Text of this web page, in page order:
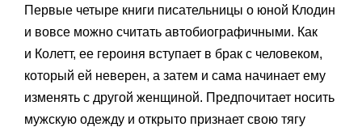
Первые четыре книги писательницы о юной Клодин
и вовсе можно считать автобиографичными. Как
и Колетт, ее героиня вступает в брак с человеком,
который ей неверен, а затем и сама начинает ему
изменять с другой женщиной. Предпочитает носить
мужскую одежду и открыто признает свою тягу